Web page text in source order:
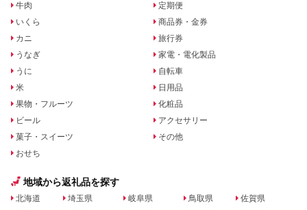
牛肉
いくら
カニ
うなぎ
うに
米
果物・フルーツ
ビール
菓子・スイーツ
おせち
定期便
商品券・金券
旅行券
家電・電化製品
自転車
日用品
化粧品
アクセサリー
その他
地域から返礼品を探す
北海道
埼玉県
岐阜県
鳥取県
佐賀県